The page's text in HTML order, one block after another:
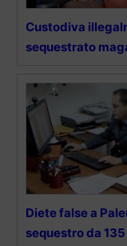
Custodiva
sequestrato
Diete false a
sequestro da